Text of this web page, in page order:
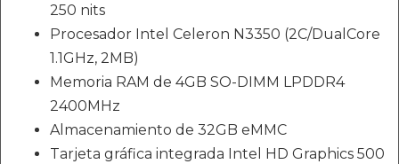
250 nits
Procesador Intel Celeron N3350 (2C/DualCore
1.1GHz, 2MB)
Memoria RAM de 4GB SO-DIMM LPDDR4
2400MHz
Almacenamiento de 32GB eMMC
Tarjeta gráfica integrada Intel HD Graphics 500